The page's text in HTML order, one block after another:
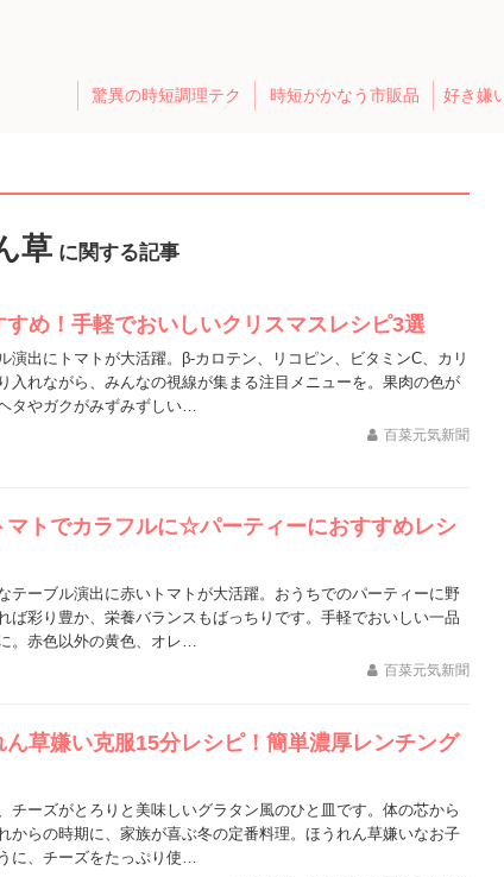
驚異の時短調理テク 時短がかなう市販品 好き嫌
草 に関する記事
すめ！手軽でおいしいクリスマスレシピ3選
演出にトマトが大活躍。β-カロテン、リコピン、ビタミンC、カリ
入れながら、みんなの視線が集まる注目メニューを。果肉の色が
タやガクがみずみずしい…
百菜元気新聞
マトでカラフルに☆パーティーにおすすめレシ
テーブル演出に赤いトマトが大活躍。おうちでのパーティーに野
ば彩り豊か、栄養バランスもばっちりです。手軽でおいしい一品
。赤色以外の黄色、オレ…
百菜元気新聞
草嫌い克服15分レシピ！簡単濃厚レンチング
チーズがとろりと美味しいグラタン風のひと皿です。体の芯から
からの時期に、家族が喜ぶ冬の定番料理。ほうれん草嫌いなお子
に、チーズをたっぷり使…